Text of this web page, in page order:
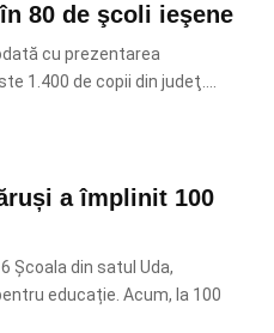
80 de şcoli ieşene
cu prezentarea
1.400 de copii din judeţ....
a împlinit 100
Școala din satul Uda,
educație. Acum, la 100